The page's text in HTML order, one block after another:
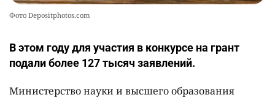
Фото Depositphotos.com
В этом году для участия в конкурсе на грант
подали более 127 тысяч заявлений.
Министерство науки и высшего образования